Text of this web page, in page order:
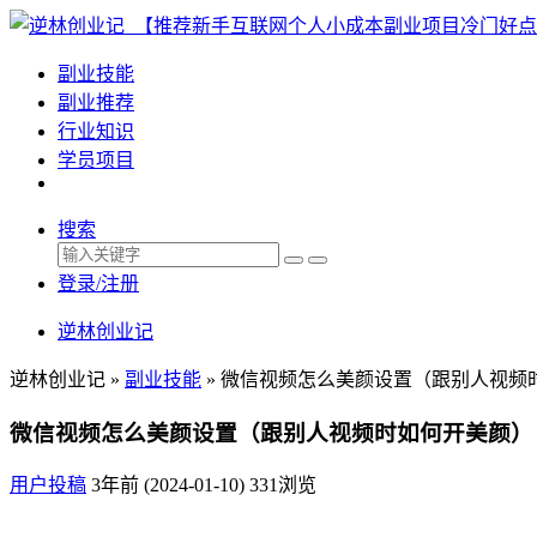
副业技能
副业推荐
行业知识
学员项目
搜索
登录/注册
逆林创业记
逆林创业记 » 副业技能 » 微信视频怎么美颜设置（跟别人视频
微信视频怎么美颜设置（跟别人视频时如何开美颜）
用户投稿 3年前 (2024-01-10) 331浏览